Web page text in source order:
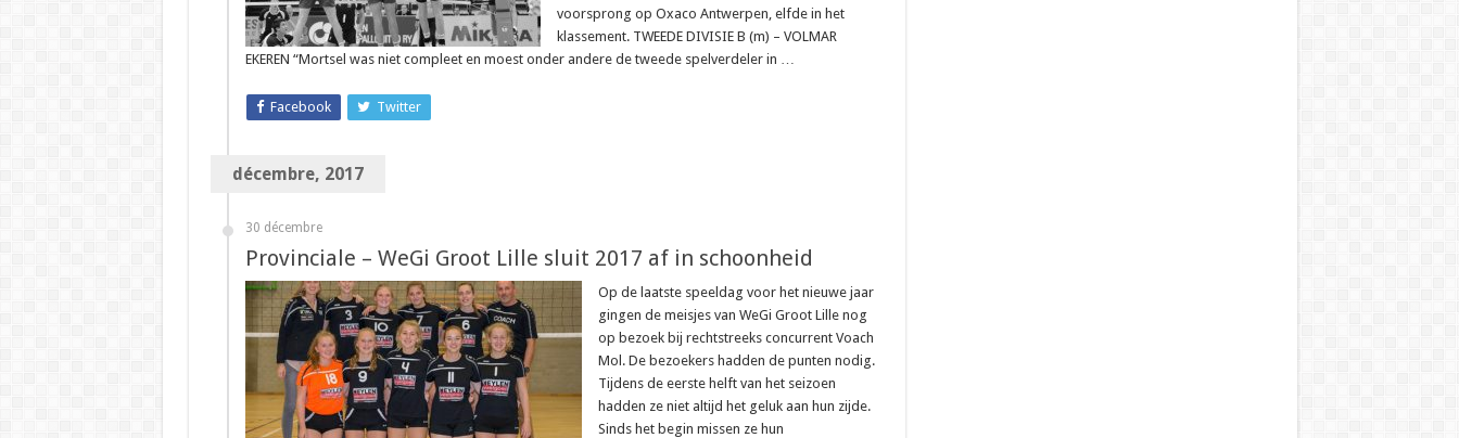
voorsprong op Oxaco Antwerpen, elfde in het
klassement. TWEEDE DIVISIE B (m) – VOLMAR
EKEREN “Mortsel was niet compleet en moest onder andere de tweede spelverdeler in …
Facebook Twitter
décembre, 2017
30 décembre
Provinciale – WeGi Groot Lille sluit 2017 af in schoonheid
Op de laatste speeldag voor het nieuwe jaar
gingen de meisjes van WeGi Groot Lille nog
op bezoek bij rechtstreeks concurrent Voach
Mol. De bezoekers hadden de punten nodig.
Tijdens de eerste helft van het seizoen
hadden ze niet altijd het geluk aan hun zijde.
Sinds het begin missen ze hun